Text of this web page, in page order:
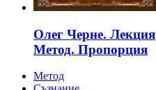
Олег Черне. Лекция
Метод. Пропорция
Метод